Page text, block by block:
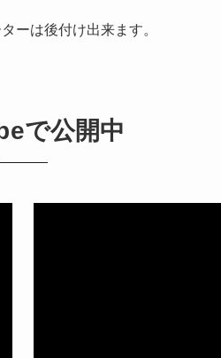
ーは後付け出来ます。
で公開中